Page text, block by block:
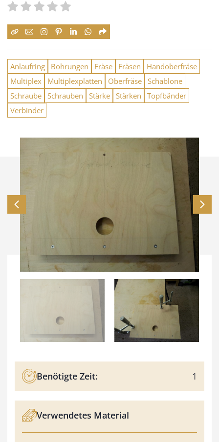
Anlaufring Bohrungen Fräse Fräsen
Handoberfräse
Multiplex
Multiplexplatten Oberfräse Schablone
Schraube Schrauben Stärke Stärken
Topfbänder
Verbinder
Benötigte Zeit: 1
Verwendetes Material